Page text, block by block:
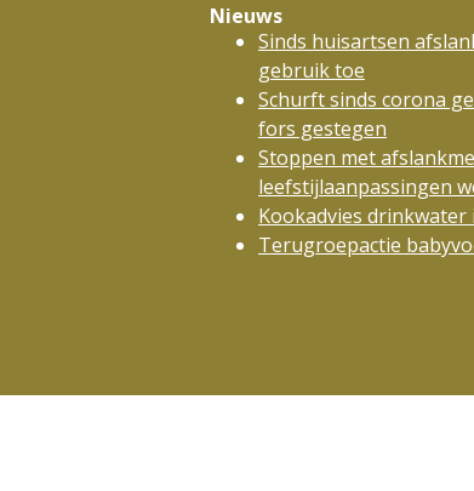
Nieuws
Sinds huisartsen
gebruik toe
Schurft sinds corona
fors gestegen
Stoppen met
leefstijlaanpassingen
Kookadvies
Terugroepactie